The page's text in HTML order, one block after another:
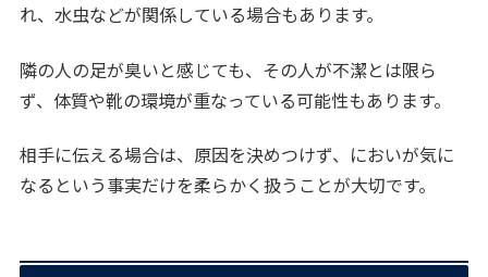
れ、水虫などが関係している場合もあります。
隣の人の足が臭いと感じても、その人が不潔とは限ら
ず、体質や靴の環境が重なっている可能性もあります。
相手に伝える場合は、原因を決めつけず、においが気に
なるという事実だけを柔らかく扱うことが大切です。